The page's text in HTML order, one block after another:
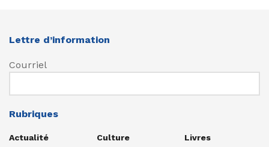
Lettre d’information
Courriel
Rubriques
Actualité
Culture
Livres